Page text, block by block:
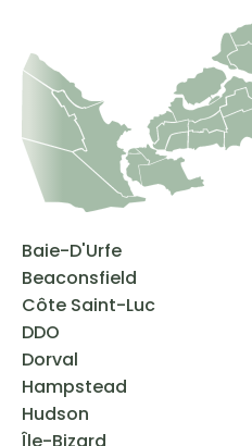
Baie-D'Urfe
Beaconsfield
Côte Saint-Luc
DDO
Dorval
Hampstead
Hudson